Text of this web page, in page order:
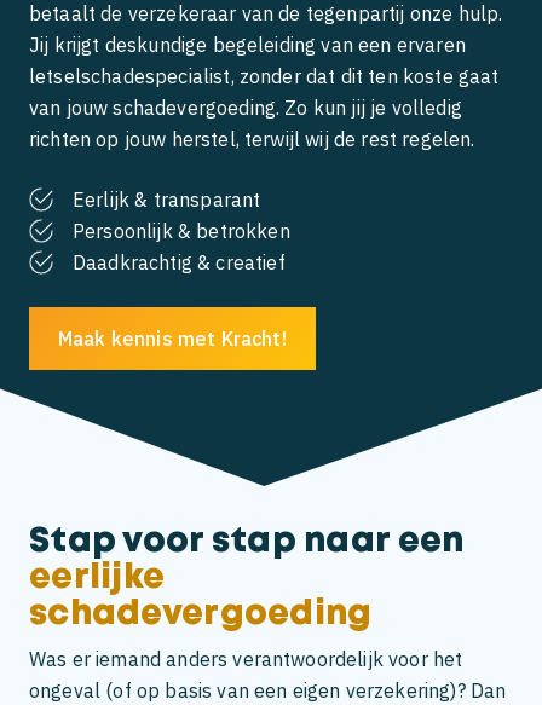
betaalt de verzekeraar van de tegenpartij onze hulp.
Jij krijgt deskundige begeleiding van een ervaren
letselschadespecialist, zonder dat dit ten koste gaat
van jouw schadevergoeding. Zo kun jij je volledig
richten op jouw herstel, terwijl wij de rest regelen.
Eerlijk & transparant
Persoonlijk & betrokken
Daadkrachtig & creatief
Maak kennis met Kracht!
Stap voor stap naar een
eerlijke
schadevergoeding
Was er iemand anders verantwoordelijk voor het
ongeval (of op basis van een eigen verzekering)? Dan